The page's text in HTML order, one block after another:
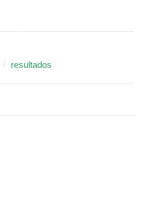
resultados